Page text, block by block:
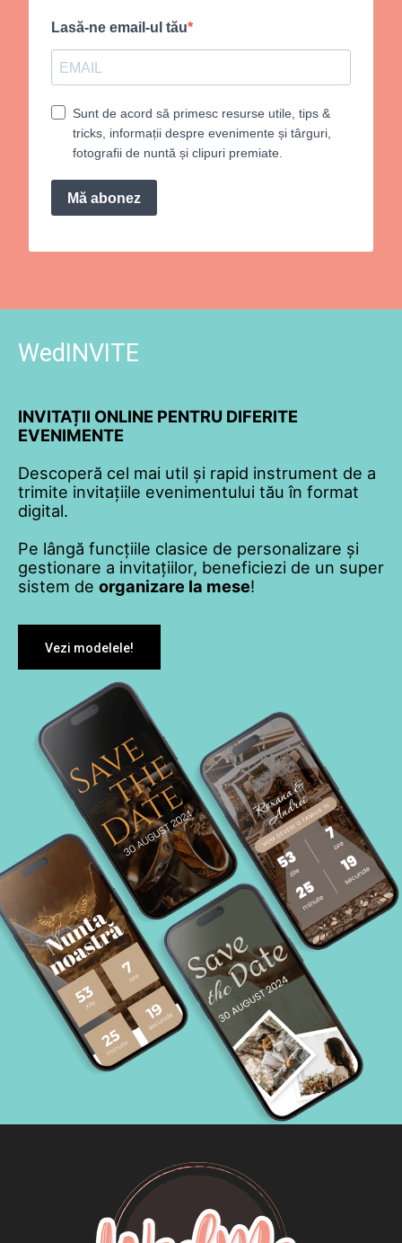
Lasă-ne email-ul tău
Sunt de acord să primesc resurse utile, tips &
tricks, informații despre evenimente și târguri,
fotografii de nuntă și clipuri premiate.
Mă abonez
WedINVITE
INVITAȚII ONLINE PENTRU DIFERITE
EVENIMENTE
Descoperă cel mai util și rapid instrument de a
trimite invitațiile evenimentului tău în format
digital.
Pe lângă funcțiile clasice de personalizare și
gestionare a invitațiilor, beneficiezi de un super
sistem de organizare la mese!
Vezi modelele!